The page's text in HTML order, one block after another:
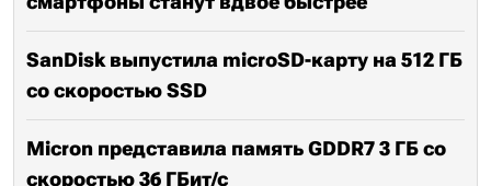
SanDisk выпустила microSD-карту на 512 ГБ
со скоростью SSD
Micron представила память GDDR7 3 ГБ со
скоростью 36 ГБит/с